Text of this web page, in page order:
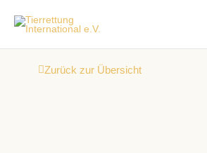
Inhalt
Zurück zur Übersicht